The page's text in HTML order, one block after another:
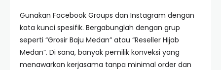
Gunakan Facebook Groups dan Instagram dengan
kata kunci spesifik. Bergabunglah dengan grup
seperti “Grosir Baju Medan” atau “Reseller Hijab
Medan”. Di sana, banyak pemilik konveksi yang
menawarkan kerjasama tanpa minimal order dan